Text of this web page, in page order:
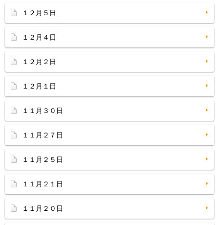
１２月５日
１２月４日
１２月２日
１２月１日
１１月３０日
１１月２７日
１１月２５日
１１月２１日
１１月２０日